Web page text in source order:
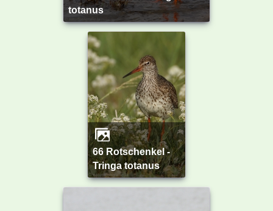
totanus
66 Rotschenkel -
Tringa totanus